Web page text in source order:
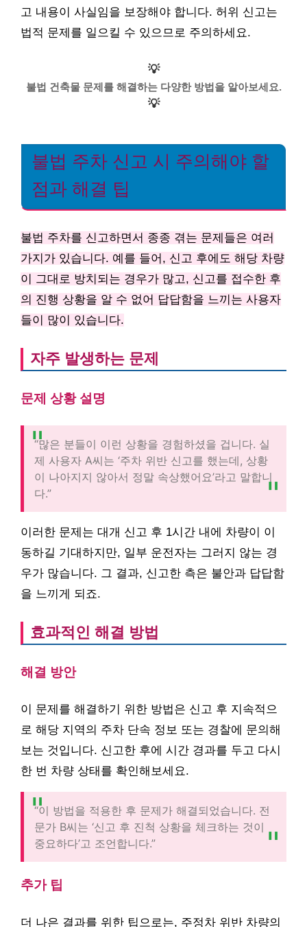
고 내용이 사실임을 보장해야 합니다. 허위 신고는
법적 문제를 일으킬 수 있으므로 주의하세요.
💡
불법 건축물 문제를 해결하는 다양한 방법을 알아보세요.
💡
불법 주차 신고 시 주의해야 할
점과 해결 팁
불법 주차를 신고하면서 종종 겪는 문제들은 여러
가지가 있습니다. 예를 들어, 신고 후에도 해당 차량
이 그대로 방치되는 경우가 많고, 신고를 접수한 후
의 진행 상황을 알 수 없어 답답함을 느끼는 사용자
들이 많이 있습니다.
자주 발생하는 문제
문제 상황 설명
“많은 분들이 이런 상황을 경험하셨을 겁니다. 실
제 사용자 A씨는 ‘주차 위반 신고를 했는데, 상황
이 나아지지 않아서 정말 속상했어요’라고 말합니
다.”
이러한 문제는 대개 신고 후 1시간 내에 차량이 이
동하길 기대하지만, 일부 운전자는 그러지 않는 경
우가 많습니다. 그 결과, 신고한 측은 불안과 답답함
을 느끼게 되죠.
효과적인 해결 방법
해결 방안
이 문제를 해결하기 위한 방법은 신고 후 지속적으
로 해당 지역의 주차 단속 정보 또는 경찰에 문의해
보는 것입니다. 신고한 후에 시간 경과를 두고 다시
한 번 차량 상태를 확인해보세요.
“이 방법을 적용한 후 문제가 해결되었습니다. 전
문가 B씨는 ‘신고 후 진척 상황을 체크하는 것이
중요하다’고 조언합니다.”
추가 팁
더 나은 결과를 위한 팁으로는, 주정차 위반 차량의